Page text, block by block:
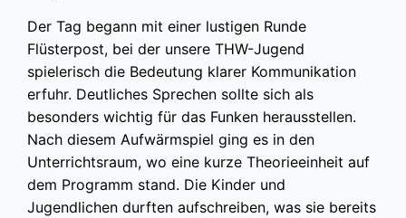
Der Tag begann mit einer lustigen Runde
Flüsterpost, bei der unsere THW-Jugend
spielerisch die Bedeutung klarer Kommunikation
erfuhr. Deutliches Sprechen sollte sich als
besonders wichtig für das Funken herausstellen.
Nach diesem Aufwärmspiel ging es in den
Unterrichtsraum, wo eine kurze Theorieeinheit auf
dem Programm stand. Die Kinder und
Jugendlichen durften aufschreiben, was sie bereits